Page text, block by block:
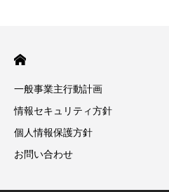
一般事業主行動計画
情報セキュリティ方針
個人情報保護方針
お問い合わせ